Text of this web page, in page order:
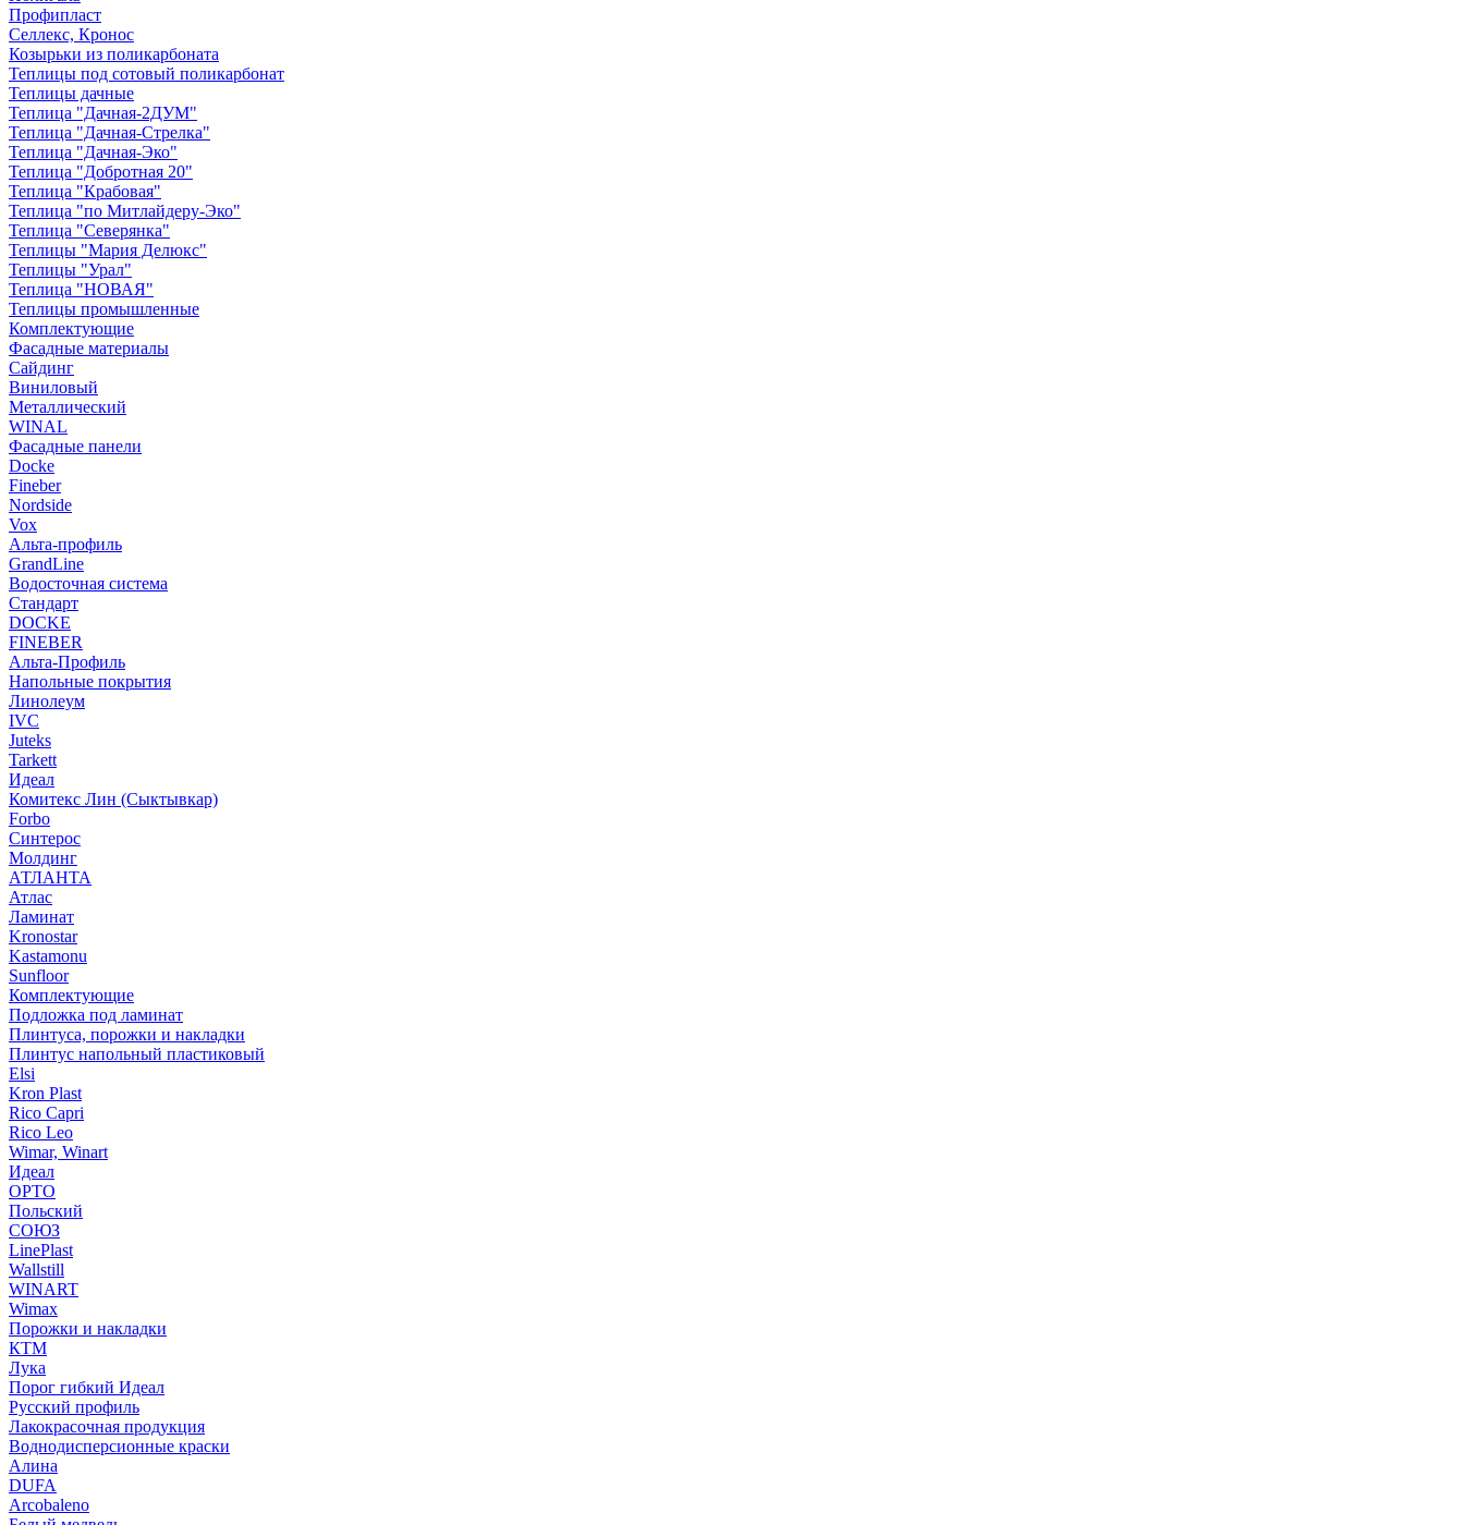
Профипласт
Селлекс, Кронос
Козырьки из поликарбоната
Теплицы под сотовый поликарбонат
Теплицы дачные
Теплица "Дачная-2ДУМ"
Теплица "Дачная-Стрелка"
Теплица "Дачная-Эко"
Теплица "Добротная 20"
Теплица "Крабовая"
Теплица "по Митлайдеру-Эко"
Теплица "Северянка"
Теплицы "Мария Делюкс"
Теплицы "Урал"
Теплица "НОВАЯ"
Теплицы промышленные
Комплектующие
Фасадные материалы
Сайдинг
Виниловый
Металлический
WINAL
Фасадные панели
Docke
Fineber
Nordside
Vox
Альта-профиль
GrandLine
Водосточная система
Стандарт
DOCKE
FINEBER
Альта-Профиль
Напольные покрытия
Линолеум
IVC
Juteks
Tarkett
Идеал
Комитекс Лин (Сыктывкар)
Forbo
Синтерос
Молдинг
АТЛАНТА
Атлас
Ламинат
Kronostar
Kastamonu
Sunfloor
Комплектующие
Подложка под ламинат
Плинтуса, порожки и накладки
Плинтус напольный пластиковый
Elsi
Kron Plast
Rico Capri
Rico Leo
Wimar, Winart
Идеал
ОРТО
Польский
СОЮЗ
LinePlast
Wallstill
WINART
Wimax
Порожки и накладки
КТМ
Лука
Порог гибкий Идеал
Русский профиль
Лакокрасочная продукция
Воднодисперсионные краски
Алина
DUFA
Arcobaleno